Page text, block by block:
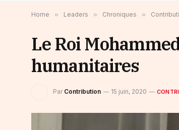
Home » Leaders » Chroniques »
Le Roi
humanitaires
Par Contribution 15 juin, 2020